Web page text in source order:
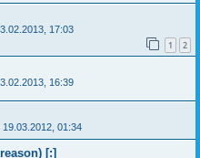
17:03
1 2
16:39
19.03.2012, 01:34
[:]